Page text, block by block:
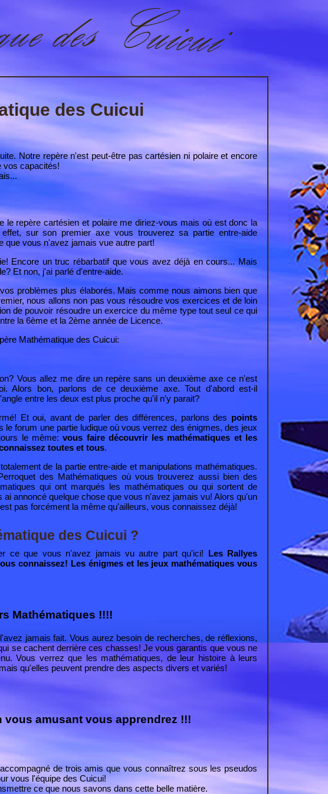
des Cuicui
Notre repère n'est peut-être pas cartésien ni polaire et encore
vos capacités!
repère cartésien et polaire me diriez-vous mais où est donc la
sur son premier axe vous trouverez sa partie entre-aide
que vous n'avez jamais vue autre part!
Encore un truc rébarbatif que vous avez déjà en cours... Mais
Et non, j'ai parlé d'entre-aide.
problèmes plus élaborés. Mais comme nous aimons bien que
nous allons non pas vous résoudre vos exercices et de loin
de pouvoir résoudre un exercice du même type tout seul ce qui
la 6ème et la 2ème année de Licence.
Mathématique des Cuicui:
Vous allez me dire un repère sans un deuxième axe ce n'est
Alors bon, parlons de ce deuxième axe. Tout d'abord est-il
entre les deux est plus proche qu'il n'y parait?
Et oui, avant de parler des différences, parlons des points
le forum une partie ludique où vous verrez des énigmes, des jeux
le même:vous faire découvrir les mathématiques et les
toutes et tous.
de la partie entre-aide et manipulations mathématiques.
des Mathématiques où vous trouverez aussi bien des
qui ont marqués les mathématiques ou qui sortent de
annoncé quelque chose que vous n'avez jamais vu! Alors qu'un
pas forcément la même qu'ailleurs, vous connaissez déjà!
des Cuicui ?
ce que vous n'avez jamais vu autre part qu'ici! Les Rallyes
connaissez! Les énigmes et les jeux mathématiques vous
Mathématiques !!!!
jamais fait. Vous aurez besoin de recherches, de réflexions,
se cachent derrière ces chasses! Je vous garantis que vous ne
Vous verrez que les mathématiques, de leur histoire à leurs
qu'elles peuvent prendre des aspects divers et variés!
vous amusant vous apprendrez !!!
de trois amis que vous connaîtrez sous les pseudos
vous l'équipe des Cuicui!
ce que nous savons dans cette belle matière.